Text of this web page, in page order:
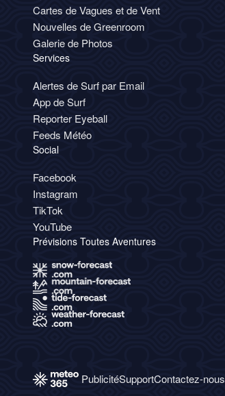
Cartes de Vagues et de Vent
Nouvelles de Greenroom
Galerie de Photos
Services
Alertes de Surf par Email
App de Surf
Reporter Eyeball
Feeds Météo
Social
Facebook
Instagram
TikTok
YouTube
Prévisions Toutes Aventures
PublicitéSupportContactez-nous